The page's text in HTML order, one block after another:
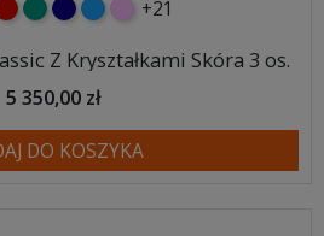
turkusowy
granatowy
niebieski
różowy
+21
Z Kryształkami Skóra 3 os.
5 350,00 zł
DO KOSZYKA